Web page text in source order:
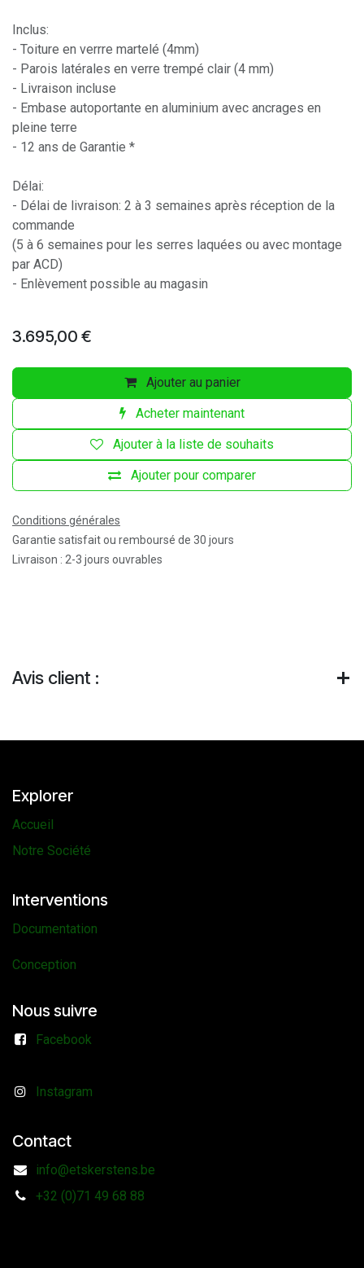
Inclus:
- Toiture en verrre martelé (4mm)
- Parois latérales en verre trempé clair (4 mm)
- Livraison incluse
- Embase autoportante en aluminium avec ancrages en
pleine terre
- 12 ans de Garantie *
Délai:
- Délai de livraison: 2 à 3 semaines après réception de la
commande
(5 à 6 semaines pour les serres laquées ou avec montage
par ACD)
- Enlèvement possible au magasin
3.695,00 €
Ajouter au panier
Acheter maintenant
Ajouter pour comparer
Ajouter à la liste de souhaits
Conditions générales
Garantie satisfait ou remboursé de 30 jours
Livraison : 2-3 jours ouvrables
Avis client :
Explorer
Accueil
Notre Société
Interventions
Documentation
Conception
Nous suivre
Facebook
Instagram
Contact
info@etskerstens.be
+32 (0)71 49 68 88